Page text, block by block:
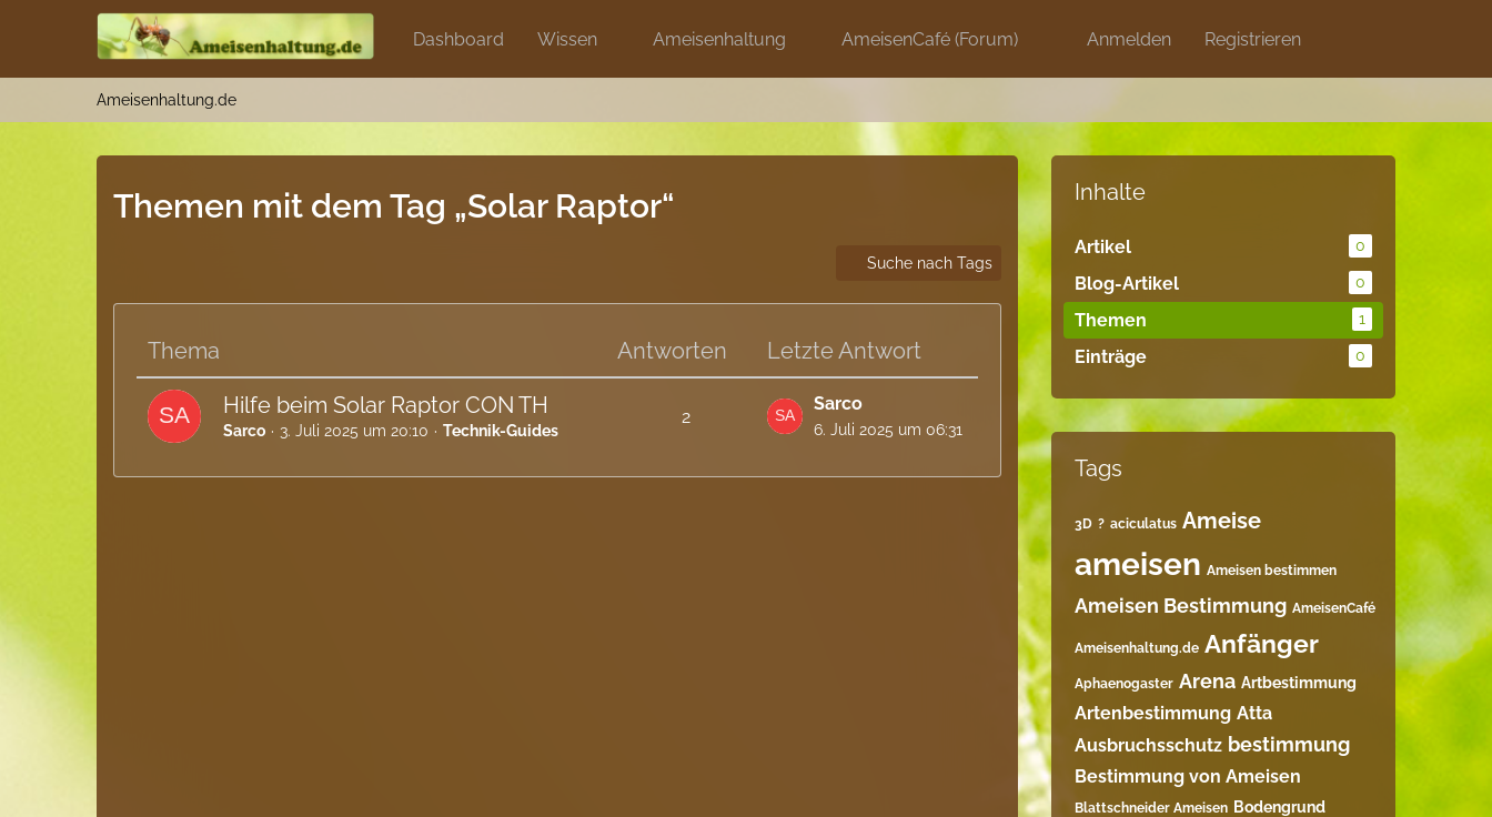
Anmelden Registrieren
Dashboard Wissen Ameisenhaltung AmeisenCafé (Forum) Discord Artikel Blog
Ameisenhaltung.de
Themen mit dem Tag „Solar Raptor“
Suche nach Tags
Thema Antworten Letzte Antwort
Hilfe beim Solar Raptor CON TH
Sarco 3. Juli 2025 um 20:10 Technik-Guides
2
Sarco
6. Juli 2025 um 06:31
Inhalte
Artikel 0
Blog-Artikel 0
Themen 1
Einträge 0
Tags
3D ? aciculatus Ameise
ameisen Ameisen bestimmen
Ameisen Bestimmung AmeisenCafé
Ameisenhaltung.de Anfänger
Aphaenogaster Arena Artbestimmung
Artenbestimmung Atta
Ausbruchsschutz bestimmung
Bestimmung von Ameisen
Blattschneider Ameisen Bodengrund